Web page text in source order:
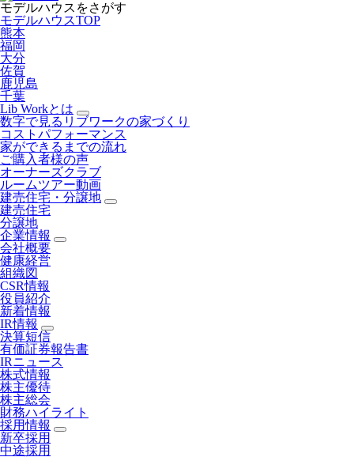
モデルハウスをさがす
モデルハウスTOP
熊本
福岡
大分
佐賀
鹿児島
千葉
Lib Workとは
数字で見るリブワークの家づくり
コストパフォーマンス
家ができるまでの流れ
ご購入者様の声
オーナーズクラブ
ルームツアー動画
建売住宅・分譲地
建売住宅
分譲地
企業情報
会社概要
健康経営
組織図
CSR情報
役員紹介
新着情報
IR情報
決算短信
有価証券報告書
IRニュース
株式情報
株主優待
株主総会
財務ハイライト
採用情報
新卒採用
中途採用